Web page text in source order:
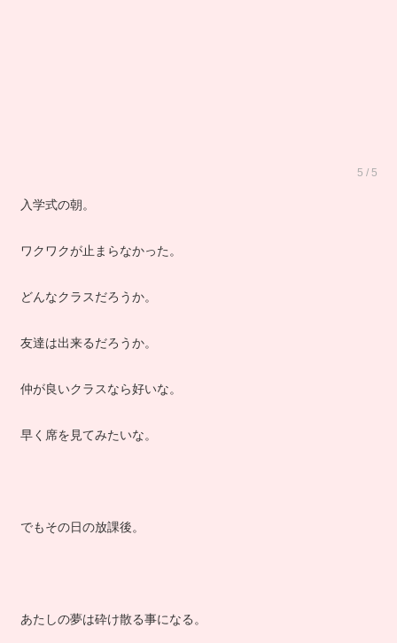
5 / 5
入学式の朝。
ワクワクが止まらなかった。
どんなクラスだろうか。
友達は出来るだろうか。
仲が良いクラスなら好いな。
早く席を見てみたいな。
でもその日の放課後。
あたしの夢は砕け散る事になる。